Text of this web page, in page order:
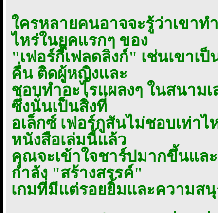
ใครหลายคนอาจจะรู้ว่าเขาท
ไหร่ในยุคแรกๆ ของ
"เฟอร์กี้เฟลดลิงก์" เช่นเขาเ
คื่น ติดผู้หญิงและ
ชอบทำอะไรแผลงๆ ในสนาม
ซึ่งนั่นเป็นสิ่งที่
อเล็กซ์ เฟอร์กูสันไม่ชอบเท่า
หนังสือเล่มนี้แล้ว
คุณจะเข้าใจชาร์ปมากขึ้นแล
กำลัง "สร้างสรรค์"
เกมที่มีแต่รอยยิ้มและความส